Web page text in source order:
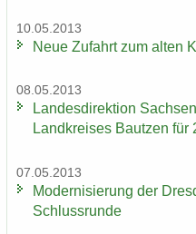
10.05.2013
Neue Zu­fahrt zum alten
08.05.2013
Lan­des­di­rek­ti­on
Land­krei­ses Baut­zen für
07.05.2013
Mo­der­ni­sie­rung der
Schluss­run­de